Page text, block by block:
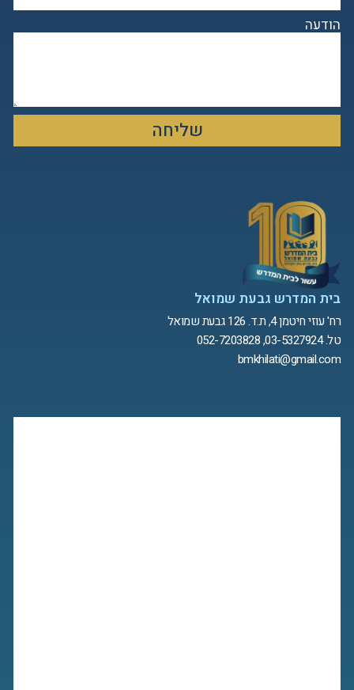
הודעה
שליחה
בית המדרש גבעת שמואל
רח' עוזי חיטמן 4, ת.ד. 126 גבעת שמואל
טל. 03-5327924, 052-7203828
bmkhilati@gmail.com